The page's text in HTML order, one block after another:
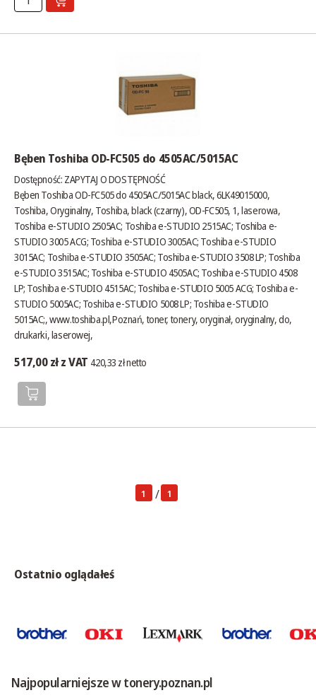
Bęben Toshiba OD-FC505 do 4505AC/5015AC
Dostępność: ZAPYTAJ O DOSTĘPNOŚĆ
Bęben Toshiba OD-FC505 do 4505AC/5015AC black, 6LK49015000,
Toshiba, Oryginalny, Toshiba, black (czarny), OD-FC505, 1, laserowa,
Toshiba e-STUDIO 2505AC; Toshiba e-STUDIO 2515AC; Toshiba e-
STUDIO 3005 ACG; Toshiba e-STUDIO 3005AC; Toshiba e-STUDIO
3015AC; Toshiba e-STUDIO 3505AC; Toshiba e-STUDIO 3508 LP; Toshiba
e-STUDIO 3515AC; Toshiba e-STUDIO 4505AC; Toshiba e-STUDIO 4508
LP; Toshiba e-STUDIO 4515AC; Toshiba e-STUDIO 5005 ACG; Toshiba e-
STUDIO 5005AC; Toshiba e-STUDIO 5008 LP; Toshiba e-STUDIO
5015AC;,www.toshiba.pl,Poznań, toner, tonery, oryginał, oryginalny, do,
drukarki, laserowej,
517,00 zł z VAT 420,33 zł netto
1 / 1
Ostatnio oglądałeś
Najpopularniejsze w tonery.poznan.pl